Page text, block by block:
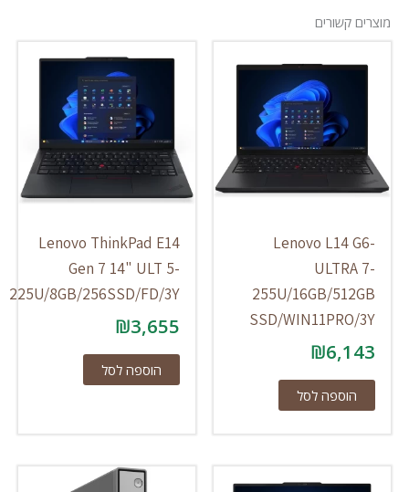
מוצרים קשורים
Lenovo L14 G6-
ULTRA 7-
255U/16GB/512GB
SSD/WIN11PRO/3Y
₪6,143
הוספה לסל
Lenovo ThinkPad E14
Gen 7 14" ULT 5-
225U/8GB/256SSD/FD/3Y
₪3,655
הוספה לסל